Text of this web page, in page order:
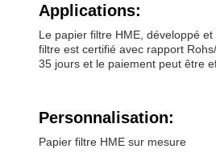
Applications:
Le papier filtre HME, développé
filtre est certifié avec rapport
35 jours et le paiement peut être
Personnalisation:
Papier filtre HME sur mesure